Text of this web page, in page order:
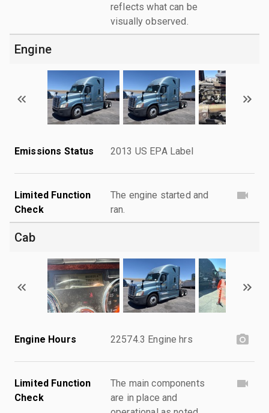
reflects what can be
visually observed.
Engine
Emissions Status 2013 US EPA Label
Limited Function
Check
The engine started and
ran.
Cab
Engine Hours 22574.3 Engine hrs
Limited Function
Check
The main components
are in place and